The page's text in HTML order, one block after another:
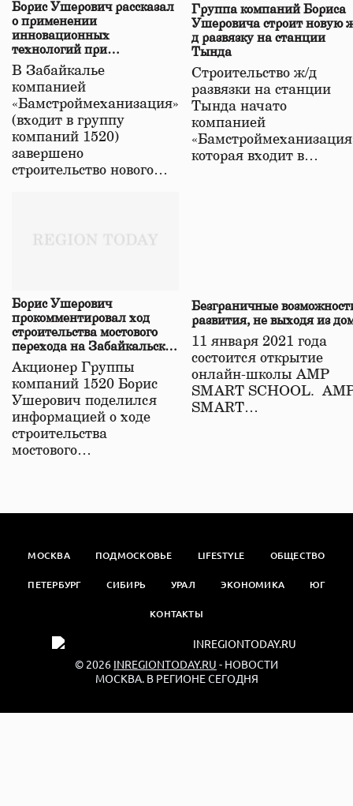
Борис Ушерович рассказал
о применении
инновационных
технологий при
строительстве нового моста
в Забайкалье
В Забайкалье
компанией
«Бамстроймеханизация»
(входит в группу
компаний 1520)
завершено
строительство нового…
Группа компаний Бориса
Ушеровича строит новую
д развязку на станции
Тында
Строительство ж/д
развязки на станции
Тында начато
компанией
которая входит в…
Борис Ушерович
прокомментировал ход
строительства мостового
перехода на Забайкальской
железной дороге
Акционер Группы
компаний 1520 Борис
Ушерович поделился
информацией о ходе
строительства
мостового…
Безграничные
развития, не выходя из
11 января 2021 года
состоится открытие
онлайн-школы АМР
SMART SCHOOL.
SMART…
МОСКВА ПОДМОСКОВЬЕ LIFESTYLE ОБЩЕСТВО
ПЕТЕРБУРГ СИБИРЬ УРАЛ ЭКОНОМИКА ЮГ
КОНТАКТЫ
© 2026 INREGIONTODAY.RU - НОВОСТИ
МОСКВА. В РЕГИОНЕ СЕГОДНЯ